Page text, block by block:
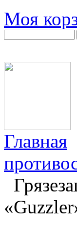
Моя
Главная